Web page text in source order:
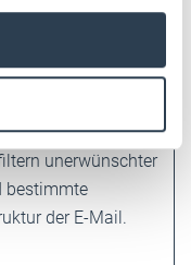
from your use
Datenschutz
Pork And Meat").
bezeichnet.
­unerwünschter
bestimmte
der E-Mail.